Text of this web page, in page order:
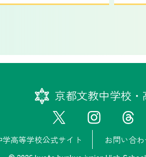
京都文教中学校
高等学校公式サイト お問い合